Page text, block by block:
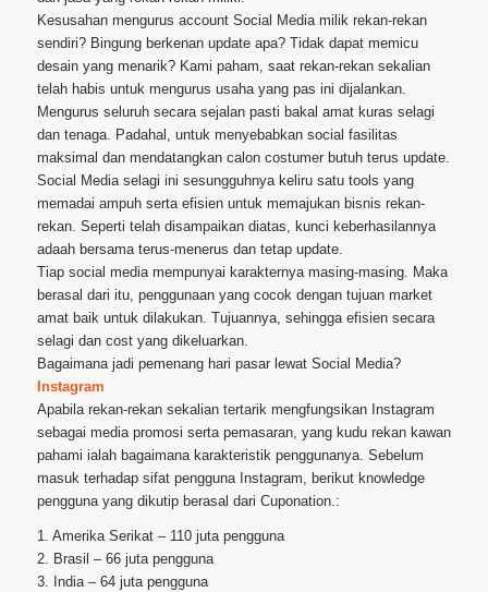
Kesusahan mengurus account Social Media milik rekan-rekan
sendiri? Bingung berkenan update apa? Tidak dapat memicu
desain yang menarik? Kami paham, saat rekan-rekan sekalian
telah habis untuk mengurus usaha yang pas ini dijalankan.
Mengurus seluruh secara sejalan pasti bakal amat kuras selagi
dan tenaga. Padahal, untuk menyebabkan social fasilitas
maksimal dan mendatangkan calon costumer butuh terus update.
Social Media selagi ini sesungguhnya keliru satu tools yang
memadai ampuh serta efisien untuk memajukan bisnis rekan-
rekan. Seperti telah disampaikan diatas, kunci keberhasilannya
adaah bersama terus-menerus dan tetap update.
Tiap social media mempunyai karakternya masing-masing. Maka
berasal dari itu, penggunaan yang cocok dengan tujuan market
amat baik untuk dilakukan. Tujuannya, sehingga efisien secara
selagi dan cost yang dikeluarkan.
Bagaimana jadi pemenang hari pasar lewat Social Media?
Instagram
Apabila rekan-rekan sekalian tertarik mengfungsikan Instagram
sebagai media promosi serta pemasaran, yang kudu rekan kawan
pahami ialah bagaimana karakteristik penggunanya. Sebelum
masuk terhadap sifat pengguna Instagram, berikut knowledge
pengguna yang dikutip berasal dari Cuponation.:
1. Amerika Serikat – 110 juta pengguna
2. Brasil – 66 juta pengguna
3. India – 64 juta pengguna